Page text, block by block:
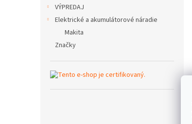
VÝPREDAJ
Elektrické a akumulátorové náradie
Makita
Značky